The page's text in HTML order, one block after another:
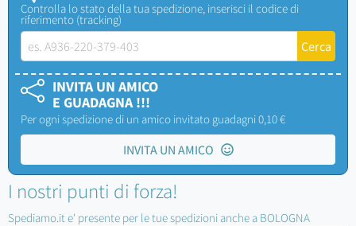
Controlla lo stato della tua spedizione, inserisci il codice di
riferimento (tracking)
INVITA UN AMICO
E GUADAGNA !!!
Per ogni spedizione di un amico invitato guadagni 0,10 €
INVITA UN AMICO
I nostri punti di forza!
Spediamo.it e' presente per le tue spedizioni anche a BOLOGNA